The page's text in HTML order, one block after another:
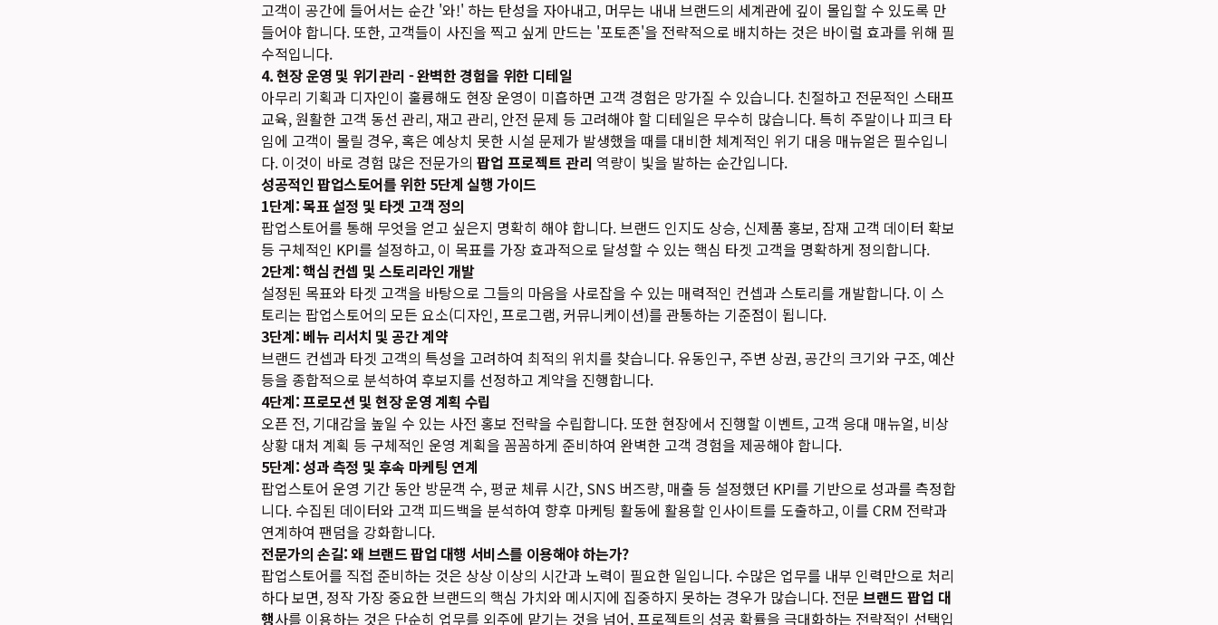
고객이 공간에 들어서는 순간 '와!' 하는 탄성을 자아내고, 머무는 내내 브랜드의 세계관에 깊이 몰입할 수 있도록 만
들어야 합니다. 또한, 고객들이 사진을 찍고 싶게 만드는 '포토존'을 전략적으로 배치하는 것은 바이럴 효과를 위해 필
수적입니다.
4. 현장 운영 및 위기관리 - 완벽한 경험을 위한 디테일
아무리 기획과 디자인이 훌륭해도 현장 운영이 미흡하면 고객 경험은 망가질 수 있습니다. 친절하고 전문적인 스태프
교육, 원활한 고객 동선 관리, 재고 관리, 안전 문제 등 고려해야 할 디테일은 무수히 많습니다. 특히 주말이나 피크 타
임에 고객이 몰릴 경우, 혹은 예상치 못한 시설 문제가 발생했을 때를 대비한 체계적인 위기 대응 매뉴얼은 필수입니
다. 이것이 바로 경험 많은 전문가의 팝업 프로젝트 관리 역량이 빛을 발하는 순간입니다.
성공적인 팝업스토어를 위한 5단계 실행 가이드
1단계: 목표 설정 및 타겟 고객 정의
팝업스토어를 통해 무엇을 얻고 싶은지 명확히 해야 합니다. 브랜드 인지도 상승, 신제품 홍보, 잠재 고객 데이터 확보
등 구체적인 KPI를 설정하고, 이 목표를 가장 효과적으로 달성할 수 있는 핵심 타겟 고객을 명확하게 정의합니다.
2단계: 핵심 컨셉 및 스토리라인 개발
설정된 목표와 타겟 고객을 바탕으로 그들의 마음을 사로잡을 수 있는 매력적인 컨셉과 스토리를 개발합니다. 이 스
토리는 팝업스토어의 모든 요소(디자인, 프로그램, 커뮤니케이션)를 관통하는 기준점이 됩니다.
3단계: 베뉴 리서치 및 공간 계약
브랜드 컨셉과 타겟 고객의 특성을 고려하여 최적의 위치를 찾습니다. 유동인구, 주변 상권, 공간의 크기와 구조, 예산
등을 종합적으로 분석하여 후보지를 선정하고 계약을 진행합니다.
4단계: 프로모션 및 현장 운영 계획 수립
오픈 전, 기대감을 높일 수 있는 사전 홍보 전략을 수립합니다. 또한 현장에서 진행할 이벤트, 고객 응대 매뉴얼, 비상
상황 대처 계획 등 구체적인 운영 계획을 꼼꼼하게 준비하여 완벽한 고객 경험을 제공해야 합니다.
5단계: 성과 측정 및 후속 마케팅 연계
팝업스토어 운영 기간 동안 방문객 수, 평균 체류 시간, SNS 버즈량, 매출 등 설정했던 KPI를 기반으로 성과를 측정합
니다. 수집된 데이터와 고객 피드백을 분석하여 향후 마케팅 활동에 활용할 인사이트를 도출하고, 이를 CRM 전략과
연계하여 팬덤을 강화합니다.
전문가의 손길: 왜 브랜드 팝업 대행 서비스를 이용해야 하는가?
팝업스토어를 직접 준비하는 것은 상상 이상의 시간과 노력이 필요한 일입니다. 수많은 업무를 내부 인력만으로 처리
하다 보면, 정작 가장 중요한 브랜드의 핵심 가치와 메시지에 집중하지 못하는 경우가 많습니다. 전문 브랜드 팝업 대
행사를 이용하는 것은 단순히 업무를 외주에 맡기는 것을 넘어, 프로젝트의 성공 확률을 극대화하는 전략적인 선택입